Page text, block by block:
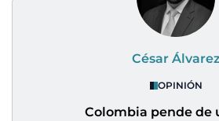
César Álvarez
OPINIÓN
Colombia pende de